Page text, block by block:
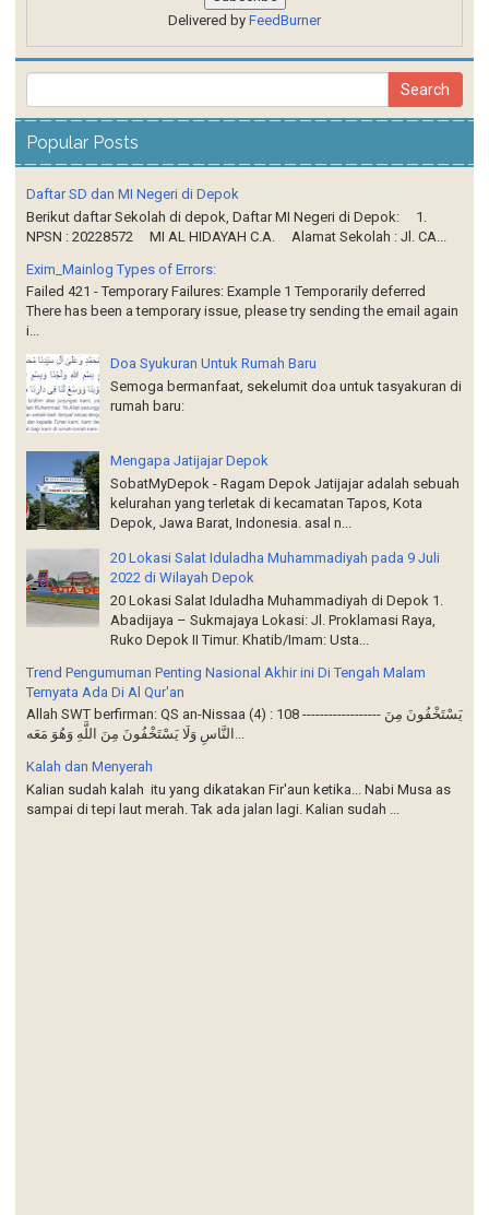
Delivered by FeedBurner
Popular Posts
Daftar SD dan MI Negeri di Depok
Berikut daftar Sekolah di depok, Daftar MI Negeri di Depok: 1.
NPSN : 20228572 MI AL HIDAYAH C.A. Alamat Sekolah : Jl. CA...
Exim_Mainlog​ Types of Errors:
Failed 421 - Temporary Failures: Example 1 Temporarily deferred
There has been a temporary issue, please try sending the email again
i...
Doa Syukuran Untuk Rumah Baru
Semoga bermanfaat, sekelumit doa untuk tasyakuran di
rumah baru:
Mengapa Jatijajar Depok
SobatMyDepok - Ragam Depok Jatijajar adalah sebuah
kelurahan yang terletak di kecamatan Tapos, Kota
Depok, Jawa Barat, Indonesia. asal n...
20 Lokasi Salat Iduladha Muhammadiyah pada 9 Juli
2022 di Wilayah Depok
20 Lokasi Salat Iduladha Muhammadiyah di Depok 1.
Abadijaya – Sukmajaya Lokasi: Jl. Proklamasi Raya,
Ruko Depok II Timur. Khatib/Imam: Usta...
Trend Pengumuman Penting Nasional Akhir ini Di Tengah Malam
Ternyata Ada Di Al Qur'an
Allah SWT berfirman: QS an-Nissaa (4) : 108 ------------------ يَسْتَخْفُونَ مِنَ
النَّاسِ وَلَا يَسْتَخْفُونَ مِنَ اللَّهِ وَهُوَ مَعَه...
Kalah dan Menyerah
Kalian sudah kalah itu yang dikatakan Fir'aun ketika... Nabi Musa as
sampai di tepi laut merah. Tak ada jalan lagi. Kalian sudah ...